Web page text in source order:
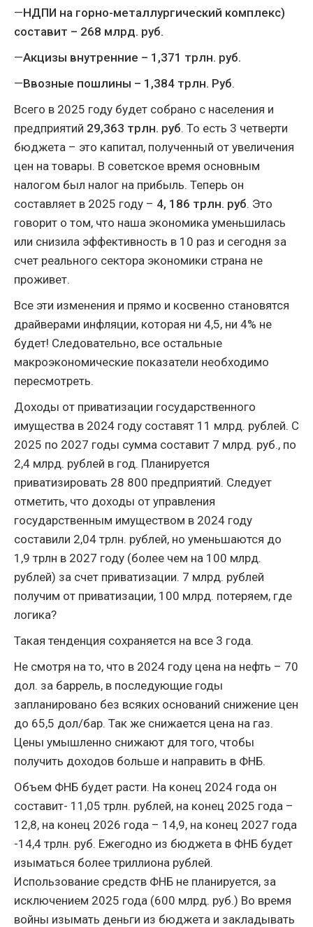
—НДПИ на горно-металлургический комплекс)
составит – 268 млрд. руб.
—Акцизы внутренние – 1,371 трлн. руб.
—Ввозные пошлины – 1,384 трлн. Руб.
Всего в 2025 году будет собрано с населения и
предприятий 29,363 трлн. руб. То есть 3 четверти
бюджета – это капитал, полученный от увеличения
цен на товары. В советское время основным
налогом был налог на прибыль. Теперь он
составляет в 2025 году – 4, 186 трлн. руб. Это
говорит о том, что наша экономика уменьшилась
или снизила эффективность в 10 раз и сегодня за
счет реального сектора экономики страна не
проживет.
Все эти изменения и прямо и косвенно становятся
драйверами инфляции, которая ни 4,5, ни 4% не
будет! Следовательно, все остальные
макроэкономические показатели необходимо
пересмотреть.
Доходы от приватизации государственного
имущества в 2024 году составят 11 млрд. рублей. С
2025 по 2027 годы сумма составит 7 млрд. руб., по
2,4 млрд. рублей в год. Планируется
приватизировать 28 800 предприятий. Следует
отметить, что доходы от управления
государственным имуществом в 2024 году
составили 2,04 трлн. рублей, но уменьшаются до
1,9 трлн в 2027 году (более чем на 100 млрд.
рублей) за счет приватизации. 7 млрд. рублей
получим от приватизации, 100 млрд. потеряем, где
логика?
Такая тенденция сохраняется на все 3 года.
Не смотря на то, что в 2024 году цена на нефть – 70
дол. за баррель, в последующие годы
запланировано без всяких оснований снижение цен
до 65,5 дол/бар. Так же снижается цена на газ.
Цены умышленно снижают для того, чтобы
получить доходов больше и направить в ФНБ.
Объем ФНБ будет расти. На конец 2024 года он
составит- 11,05 трлн. рублей, на конец 2025 года –
12,8, на конец 2026 года – 14,9, на конец 2027 года
-14,4 трлн. руб. Ежегодно из бюджета в ФНБ будет
изыматься более триллиона рублей.
Использование средств ФНБ не планируется, за
исключением 2025 года (600 млрд. руб.) Во время
войны изымать деньги из бюджета и закладывать